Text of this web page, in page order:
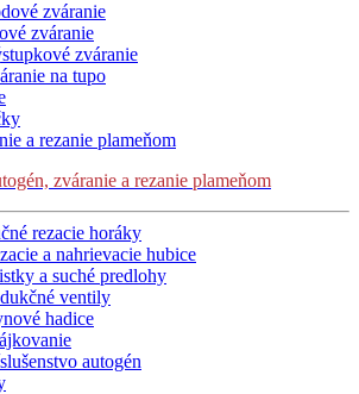
zváranie
zváranie
zváranie
na tupo
a rezanie plameňom
zváranie a rezanie plameňom
rezacie horáky
a nahrievacie hubice
a suché predlohy
ventily
hadice
autogén